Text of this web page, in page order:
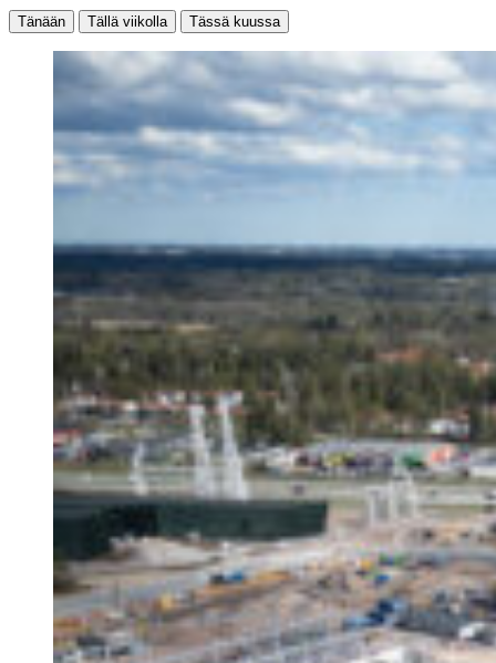
Tänään Tällä viikolla Tässä kuussa